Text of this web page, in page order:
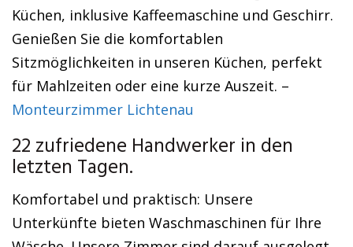
Küchen, inklusive Kaffeemaschine und Geschirr.
Genießen Sie die komfortablen
Sitzmöglichkeiten in unseren Küchen, perfekt
für Mahlzeiten oder eine kurze Auszeit. –
Monteurzimmer Lichtenau
22 zufriedene Handwerker in den
letzten Tagen.
Komfortabel und praktisch: Unsere
Unterkünfte bieten Waschmaschinen für Ihre